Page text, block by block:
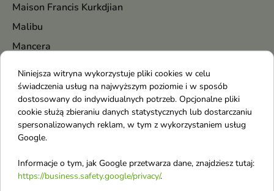
Maison Francis Kurkdjian
Malibu
Mancera
Marion
Mary&May
Masil
Maybelline
Mediheal
Mexx
Niniejsza witryna wykorzystuje pliki cookies w celu
świadczenia usług na najwyższym poziomie i w sposób
dostosowany do indywidualnych potrzeb. Opcjonalne pliki
cookie służą zbieraniu danych statystycznych lub dostarczaniu
spersonalizowanych reklam, w tym z wykorzystaniem usług
Google.
Informacje o tym, jak Google przetwarza dane, znajdziesz tutaj:
https://business.safety.google/privacy/.